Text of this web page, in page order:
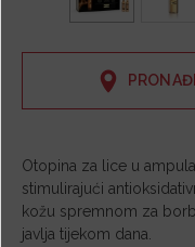
Otopina za lice u
stimulirajući
kožu spremnom za
javlja tijekom dana.